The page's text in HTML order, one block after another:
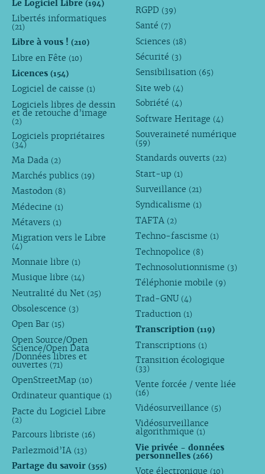
Le Logiciel Libre (194)
Libertés informatiques
(21)
Libre à vous ! (210)
Libre en Fête (10)
Licences (154)
Logiciel de caisse (1)
Logiciels libres de dessin
et de retouche d’image
(2)
Logiciels propriétaires
(34)
Ma Dada (2)
Marchés publics (19)
Mastodon (8)
Médecine (1)
Métavers (1)
Migration vers le Libre
(4)
Monnaie libre (1)
Musique libre (14)
Neutralité du Net (25)
Obsolescence (3)
Open Bar (15)
Open Source/Open
Science/Open Data
/Données libres et
ouvertes (71)
OpenStreetMap (10)
Ordinateur quantique (1)
Pacte du Logiciel Libre
(2)
Parcours libriste (16)
Parlezmoid’IA (13)
Partage du savoir (355)
RGPD (39)
Santé (7)
Sciences (18)
Sécurité (3)
Sensibilisation (65)
Site web (4)
Sobriété (4)
Software Heritage (4)
Souveraineté numérique
(59)
Standards ouverts (22)
Start-up (1)
Surveillance (21)
Syndicalisme (1)
TAFTA (2)
Techno-fascisme (1)
Technopolice (8)
Technosolutionnisme (3)
Téléphonie mobile (9)
Trad-GNU (4)
Traduction (1)
Transcription(119)
Transcriptions (1)
Transition écologique
(33)
Vente forcée / vente liée
(16)
Vidéosurveillance (5)
Vidéosurveillance
algorithmique (1)
Vie privée - données
personnelles(266)
Vote électronique (10)